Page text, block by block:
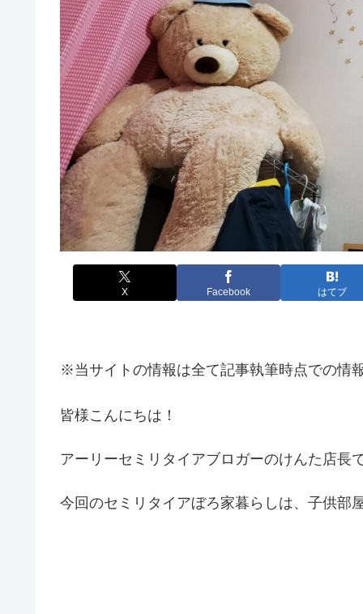
X Facebook はてブ
※当サイトの情報は全て記事執筆時点での情
皆様こんにちは！
アーリーセミリタイアブロガーのけんた店長
今回のセミリタイアぼろ家暮らしは、子供部